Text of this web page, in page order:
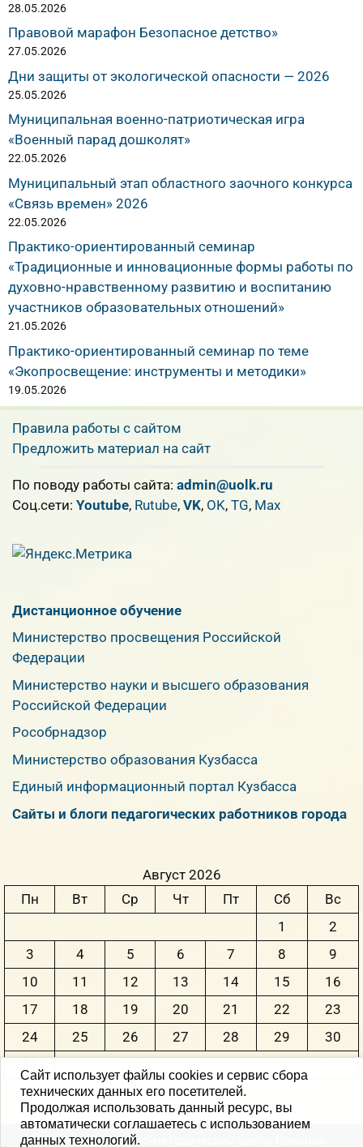
28.05.2026
Правовой марафон Безопасное детство»
27.05.2026
Дни защиты от экологической опасности — 2026
25.05.2026
Муниципальная военно-патриотическая игра
«Военный парад дошколят»
22.05.2026
Муниципальный этап областного заочного конкурса
«Связь времен» 2026
22.05.2026
Практико-ориентированный семинар
«Традиционные и инновационные формы работы по
духовно-нравственному развитию и воспитанию
участников образовательных отношений»
21.05.2026
Практико-ориентированный семинар по теме
«Экопросвещение: инструменты и методики»
19.05.2026
Правила работы с сайтом
Предложить материал на сайт
По поводу работы сайта: admin@uolk.ru
Cоц.сети: Youtube, Rutube, VK, OK, TG, Max
Дистанционное обучение
Министерство просвещения Российской
Федерации
Министерство науки и высшего образования
Российской Федерации
Рособрнадзор
Министерство образования Кузбасса
Единый информационный портал Кузбасса
Сайты и блоги педагогических работников города
Август 2026
Пн
Вт Ср Чт Пт Сб
Вс
1
2
3
4 5 6 7 8
9
10
11 12 13 14 15
16
17
18 19 20 21 22
23
24
25 26 27 28 29
30
« Июн
© 2004-2026 Научно-методический центр Ленинск-
Сайт использует файлы cookies и сервис сбора
технических данных его посетителей.
Продолжая использовать данный ресурс, вы
автоматически соглашаетесь с использованием
данных технологий.